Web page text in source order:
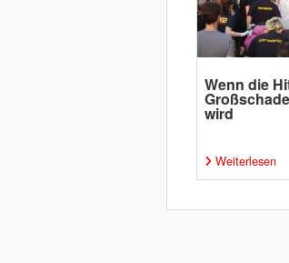
Wenn die
wird
Weiterlesen